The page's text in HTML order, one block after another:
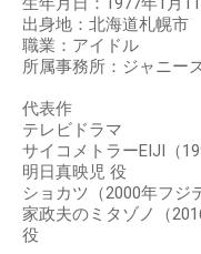
出身地：北海道札幌市
職業：アイドル
所属事務所：ジャニー
代表作
テレビドラマ
サイコメトラーEIJI（
明日真映児 役
ショカツ（2000年フジ
家政夫のミタゾノ（
役